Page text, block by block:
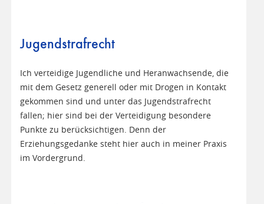
Jugendstrafrecht
Ich verteidige Jugendliche und Heranwachsende, die
mit dem Gesetz generell oder mit Drogen in Kontakt
gekommen sind und unter das Jugendstrafrecht
fallen; hier sind bei der Verteidigung besondere
Punkte zu berücksichtigen. Denn der
Erziehungsgedanke steht hier auch in meiner Praxis
im Vordergrund.